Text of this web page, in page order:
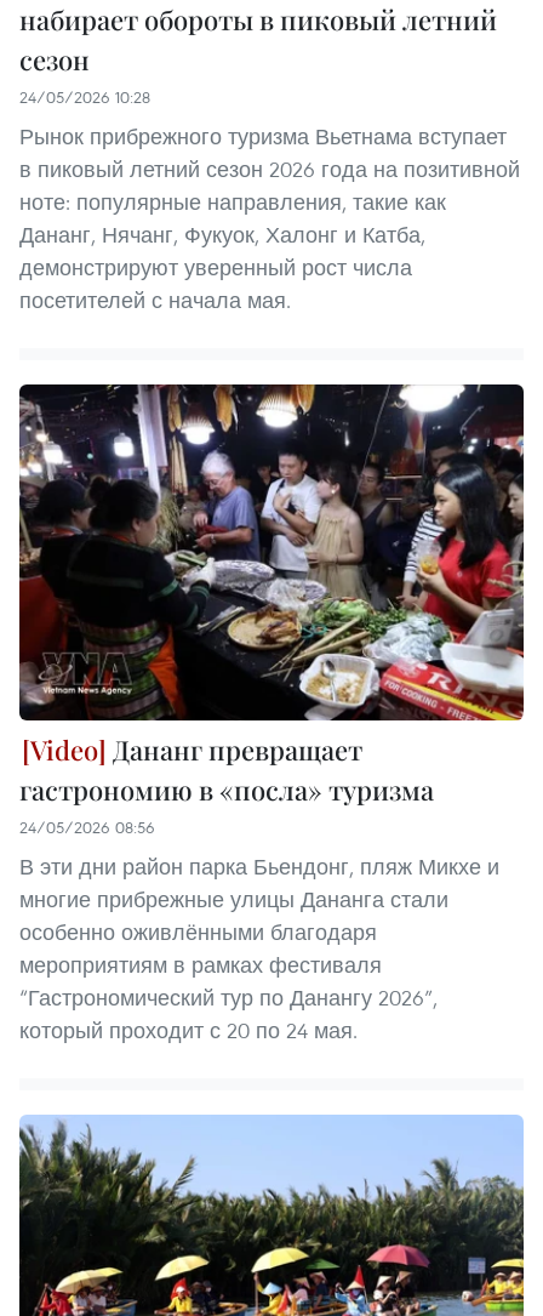
набирает обороты в пиковый летний
сезон
24/05/2026 10:28
Рынок прибрежного туризма Вьетнама вступает
в пиковый летний сезон 2026 года на позитивной
ноте: популярные направления, такие как
Дананг, Нячанг, Фукуок, Халонг и Катба,
демонстрируют уверенный рост числа
посетителей с начала мая.
Дананг превращает
гастрономию в «посла» туризма
24/05/2026 08:56
В эти дни район парка Бьендонг, пляж Микхе и
многие прибрежные улицы Дананга стали
особенно оживлёнными благодаря
мероприятиям в рамках фестиваля
“Гастрономический тур по Данангу 2026”,
который проходит с 20 по 24 мая.